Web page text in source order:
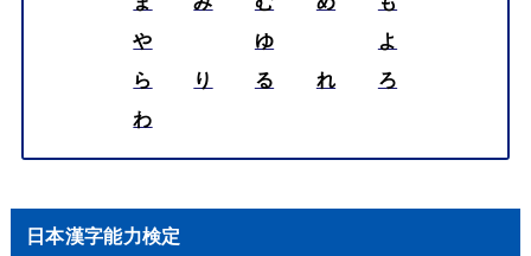
や
ゆ
よ
ら
り る れ
ろ
わ
日本漢字能力検定